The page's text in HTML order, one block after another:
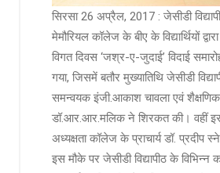
सिरसा 26 अप्रैल, 2017 : जेसीडी
मेमौरियल कॉलेज के बीए के विद्यार्थियों
विगत दिवस ‘जश्र-ए-जुदाई’ विदाई
गया, जिसमें बतौर मुख्यातिथि जेसीडी
समन्वयक इंजी.आकाश चावला एवं
डॉ.आर.आर.मलिक ने शिरकत की। वहीं
अध्यक्षता कॉलेज के प्राचार्य डॉ. प्रदीप
इस मौके पर जेसीडी विद्यापीठ के विभिन्न